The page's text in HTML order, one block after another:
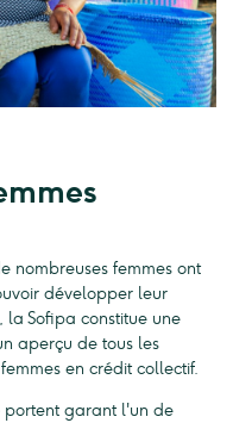
nombreuses femmes ont
développer leur
Sofipa constitue une
aperçu de tous les
en crédit collectif.
portent garant l'un de